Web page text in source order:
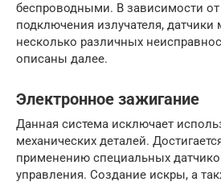
беспроводными. В зависимости
подключения излучателя, датчики
несколько различных
описаны далее.
Электронное зажигание
Данная система исключает
механических деталей.
применению специальных
управления. Создание искры, а